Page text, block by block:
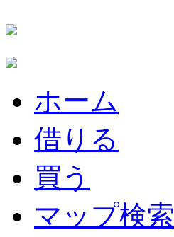
ホーム
借りる
買う
マップ検索